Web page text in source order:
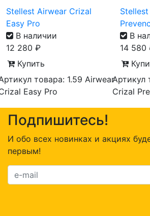
Stellest Airwear Crizal
Easy Pro
В наличии
12 280 ₽
Купить
товара: 1.59 Airwear
Easy Pro
В
14 580
Артикул
Crizal
Подпишитесь!
И обо всех новинках и акциях
первым!